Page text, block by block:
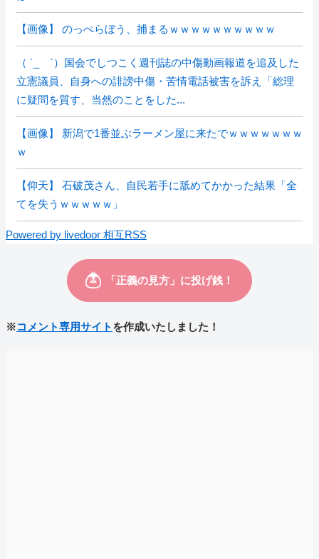
【画像】 のっぺらぼう、捕まるｗｗｗｗｗｗｗｗｗｗ
（ ´_ゝ`）国会でしつこく週刊誌の中傷動画報道を追及した
立憲議員、自身への誹謗中傷・苦情電話被害を訴え「総理
に疑問を質す、当然のことをした...
【画像】 新潟で1番並ぶラーメン屋に来たでｗｗｗｗｗｗｗ
ｗ
【仰天】 石破茂さん、自民若手に舐めてかかった結果「全
てを失うｗｗｗｗｗ」
Powered by livedoor 相互RSS
※コメント専用サイト を作成いたしました！